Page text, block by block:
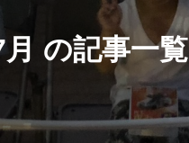
の記事一覧